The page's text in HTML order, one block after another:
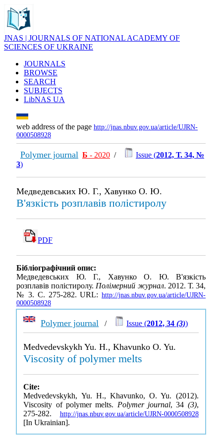
JNAS | JOURNALS OF NATIONAL ACADEMY OF
SCIENCES OF UKRAINE
JOURNALS
BROWSE
SEARCH
SUBJECTS
LibNAS UA
web address of the page http://jnas.nbuv.gov.ua/article/UJRN-
0000508928
Polymer journal Б - 2020 / Issue (2012, Т. 34, №
3)
Медведевських Ю. Г., Хавунко О. Ю.
В'язкість розплавів полістиролу
PDF
Бібліографічний опис:
Медведевських Ю. Г., Хавунко О. Ю. В'язкість
розплавів полістиролу.Полімерний журнал. 2012. Т. 34,
№ 3. С. 275-282. URL: http://jnas.nbuv.gov.ua/article/UJRN-
0000508928
Polymer journal / Issue (2012, 34(3))
Medvedevskykh Yu. H., Khavunko O. Yu.
Viscosity of polymer melts
Cite:
Medvedevskykh, Yu. H., Khavunko, O. Yu. (2012).
Viscosity of polymer melts. Polymer journal, 34 (3),
275-282. http://jnas.nbuv.gov.ua/article/UJRN-0000508928
[In Ukrainian].